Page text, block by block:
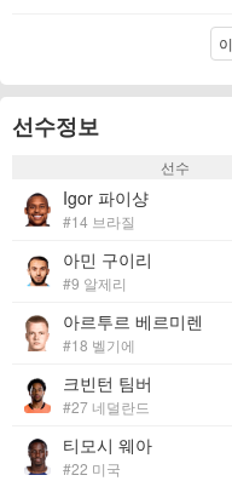
선수정보
선수
Igor 파이샹
#14 브라질
아민 구이리
#9 알제리
아르투르 베르미렌
#18 벨기에
크빈턴 팀버
#27 네덜란드
티모시 웨아
#22 미국